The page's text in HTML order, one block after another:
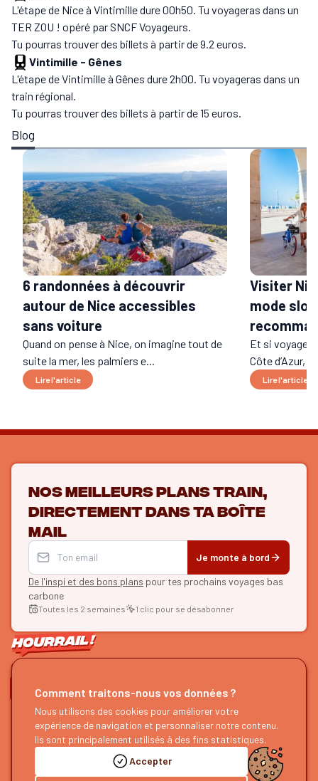
L'étape de Nice à Vintimille dure 00h50. Tu voyageras dans un
TER ZOU ! opéré par SNCF Voyageurs.
Tu pourras trouver des billets à partir de 9.2 euros.
Vintimille - Gênes
L'étape de Vintimille à Gênes dure 2h00. Tu voyageras dans un
train régional.
Tu pourras trouver des billets à partir de 15 euros.
Blog
6 randonnées à découvrir
autour de Nice accessibles
sans voiture
Quand on pense à Nice, on imagine tout de
suite la mer, les palmiers e...
Lire l'article
Visiter
mode
Et si voyager,
Côte d’Azur,
Lire l'article
Nos meilleurs plans train,
directement dans ta boîte
mail
Je monte à bord
De l'inspi et des bons plans pour tes prochains voyages bas
carbone
Toutes les 2 semaines 1 clic pour se désabonner
ON SE SUIT ?
HOURRAIL !
À propos
Devenir partenaire
EXPLORER
Recherche d'itinéraires
Nos guides
Notre blog
Accepter
Comment traitons-nous vos données ?
Nous utilisons des cookies pour améliorer votre
expérience de navigation et personnaliser notre contenu.
Ils sont principalement utilisés à des fins statistiques.